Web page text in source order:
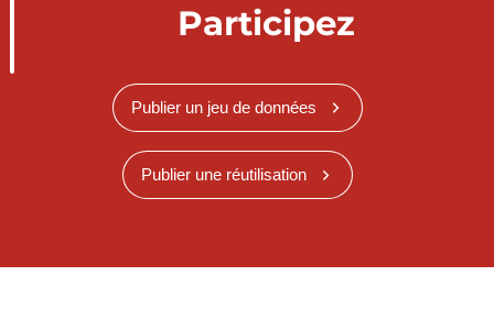
Participez
Publier un jeu de données
Publier une réutilisation